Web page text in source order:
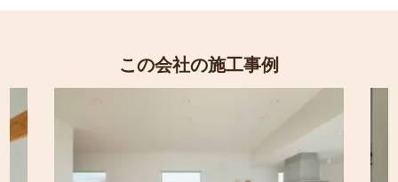
この会社の施工事例